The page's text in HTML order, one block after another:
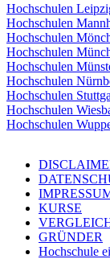
Hochschulen
Hochschulen
Hochschulen
Hochschulen
Hochschulen
Hochschulen
Hochschulen
Hochschulen
Hochschulen
KURSE
GRÜNDER
Hochschule